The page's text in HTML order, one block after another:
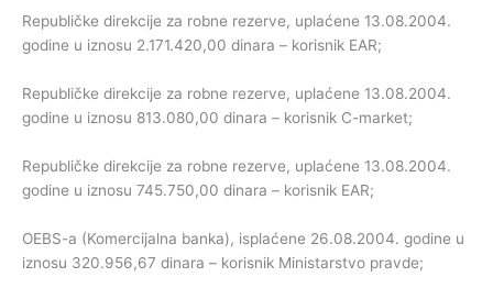
Republičke direkcije za robne rezerve, uplaćene 13.08.2004.
godine u iznosu 2.171.420,00 dinara – korisnik EAR;
Republičke direkcije za robne rezerve, uplaćene 13.08.2004.
godine u iznosu 813.080,00 dinara – korisnik C-market;
Republičke direkcije za robne rezerve, uplaćene 13.08.2004.
godine u iznosu 745.750,00 dinara – korisnik EAR;
OEBS-a (Komercijalna banka), isplaćene 26.08.2004. godine u
iznosu 320.956,67 dinara – korisnik Ministarstvo pravde;